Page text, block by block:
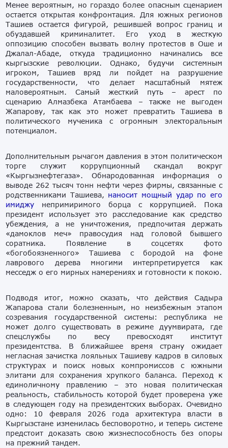
Менее вероятным, но гораздо более опасным сценарием
остается открытая конфронтация. Для южных регионов
Ташиев остается фигурой, решившей вопрос границ и
обуздавшей криминалитет. Его уход в жесткую
оппозицию способен вызвать волну протестов в Оше и
Джалал-Абаде, откуда традиционно начинались все
кыргызские революции. Однако, будучи системным
игроком, Ташиев вряд ли пойдет на разрушение
государственности, что делает масштабный мятеж
маловероятным. Самый жесткий путь – арест по
сценарию Алмазбека Атамбаева – также не выгоден
Жапарову, так как это может превратить Ташиева в
политического мученика c огромным электоральным
потенциалом.
Дополнительным рычагом давления в этом политическом
торге служит коррупционный скандал вокруг
«Кыргызнефтегаза». Обнародованная информация о
выводе 262 тысяч тонн нефти через фирмы, связанные с
родственниками Ташиева, наносит мощный удар по его
имиджу непримиримого борца с коррупцией. Пока
президент использует это расследование как средство
убеждения, а не уничтожения, предпочитая держать
«дамоклов меч» правосудия над головой бывшего
соратника. Появление в соцсетях фото
«богобоязненного» Ташиева с бородой на фоне
лаврового дерева многими интерпретируется как
месседж о его мирных намерениях и готовности к покою.
Подводя итог, можно сказать, что действия Садыра
Жапарова стали болезненным, но неизбежным этапом
созревания государственной системы: республика не
может долго существовать в режиме дуумвирата, где
спецслужбы по весу превосходят институт
президентства. В ближайшее время страну ожидает
негласная зачистка лояльных Ташиеву кадров в силовых
структурах и поиск новых компромиссов с южными
элитами для сохранения хрупкого баланса. Переход к
единоличному правлению – это новая политическая
реальность, стабильность которой будет проверена уже
в следующем году на президентских выборах. Очевидно
одно: 10 февраля 2026 года архитектура власти в
Кыргызстане изменилась бесповоротно, и теперь системе
предстоит доказать свою жизнеспособность без опоры
на прежний тандем.